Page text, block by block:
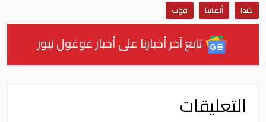
كندا
ألمانيا فوب
تابع آخر أخبارنا على أخبار غوغول نيوز
التعليقات